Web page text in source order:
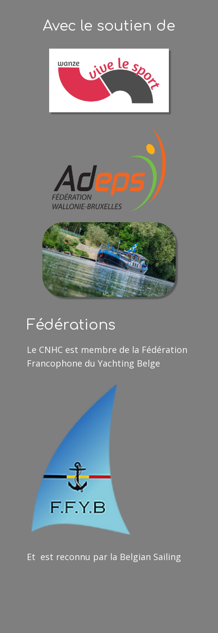
Avec le soutien de
Fédérations
Le CNHC est membre de la Fédération
Francophone du Yachting Belge
Et est reconnu par la Belgian Sailing